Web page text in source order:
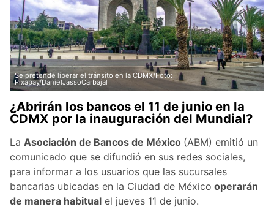
Se pretende liberar el tránsito en la CDMX/Foto:
Pixabay/DanielJassoCarbajal
¿Abrirán los bancos el 11 de junio en la
CDMX por la inauguración del Mundial?
La Asociación de Bancos de México (ABM) emitió un
comunicado que se difundió en sus redes sociales,
para informar a los usuarios que las sucursales
bancarias ubicadas en la Ciudad de México operarán
de manera habitual el jueves 11 de junio.